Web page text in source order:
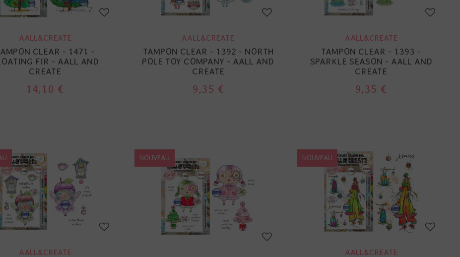
AALL&CREATE
CLEAR - 1471 -
FIR - AALL AND
CREATE
14,10 €
AALL&CREATE
TAMPON CLEAR - 1392 - NORTH
POLE TOY COMPANY - AALL AND
CREATE
9,35 €
AALL&CREATE
TAMPON CLEAR - 1393 -
SPARKLE SEASON - AALL AND
CREATE
9,35 €
AALL&CREATE
NOUVEAU NOUVEAU
AALL&CREATE